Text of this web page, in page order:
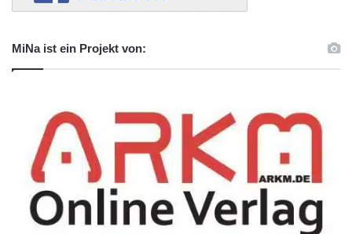
MiNa ist ein Projekt von: